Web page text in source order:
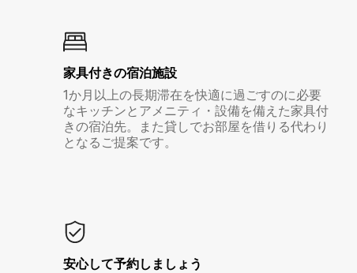
家具付き⁠の宿⁠泊⁠施⁠設
1か月以上の長期滞在を快適に過ごすのに必要
なキッチンとアメニティ・設備を備えた家具付
きの宿泊先。また貸しでお部屋を借りる代わり
となるご提案です。
安心して予約しましょう